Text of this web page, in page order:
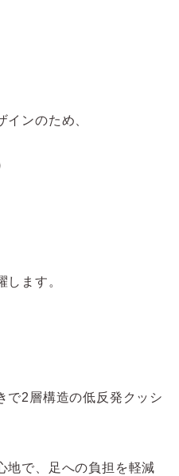
インのため、
します。
で2層構造の低反発クッシ
地で、足への負担を軽減